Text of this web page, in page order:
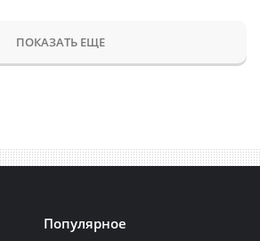
ПОКАЗАТЬ ЕЩЕ
Популярное